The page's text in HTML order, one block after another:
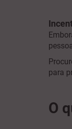
para
O